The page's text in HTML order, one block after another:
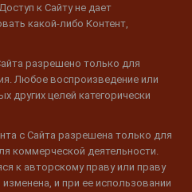
к Сайту не дает
какой-либо Контент,
разрешено только для
Любое воспроизведение или
других целей категорически
с Сайта разрешена только для
коммерческой деятельности.
к авторскому праву или праву
и при ее использовании